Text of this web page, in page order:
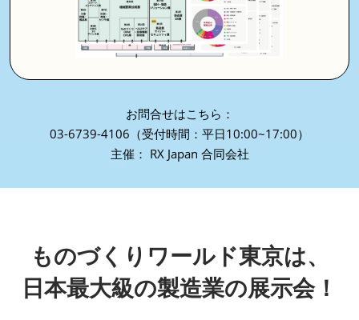
お問合せはこちら：
03-6739-4106（受付時間：平日10:00~17:00）
主催： RX Japan 合同会社
ものづくりワールド東京は、
日本最大級の製造業の展示会！